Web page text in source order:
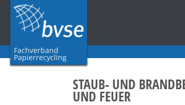
Fachverband
Papierrecycling
STAUB- UND
UND FEUER